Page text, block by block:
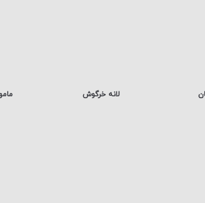
لانه خرگوش